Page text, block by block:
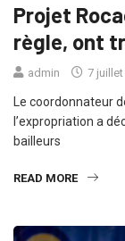
Projet
règle, ont
admin 7
Le coordonnateur
l’expropriation a
bailleurs
READ MORE